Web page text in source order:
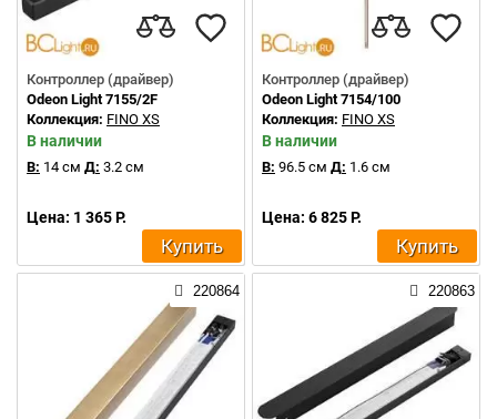
Контроллер (драйвер)
Odeon Light 7155/2F
Коллекция: FINO XS
В наличии
В: 14 см Д: 3.2 см
Цена: 1 365 Р.
Купить
Контроллер (драйвер)
Odeon Light 7154/100
Коллекция: FINO XS
В наличии
В: 96.5 см Д: 1.6 см
Цена: 6 825 Р.
Купить
220864 220863